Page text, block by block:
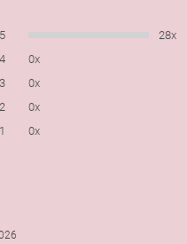
5
28x
4
0x
3
0x
2
0x
1
0x